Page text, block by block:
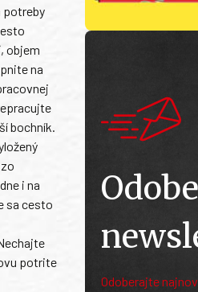
potreby
objem
na
bochník.
i na
sa cesto
potrite
Odoberajte